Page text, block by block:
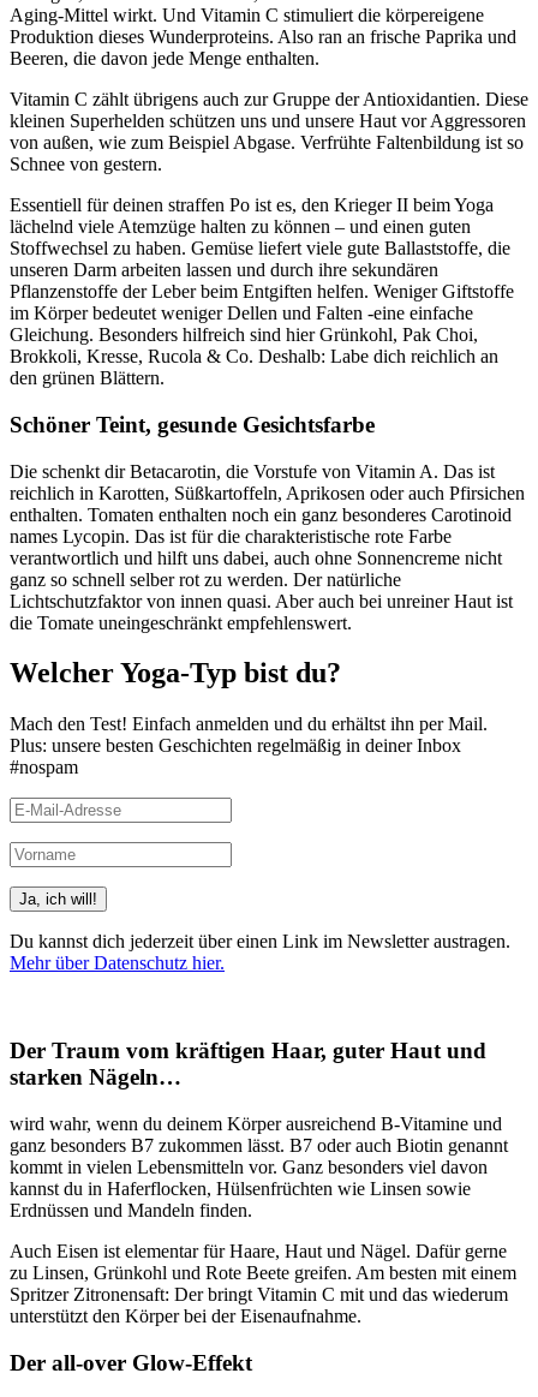
Aging-Mittel wirkt. Und Vitamin C stimuliert die körpereigene
Produktion dieses Wunderproteins. Also ran an frische Paprika und
Beeren, die davon jede Menge enthalten.
Vitamin C zählt übrigens auch zur Gruppe der Antioxidantien. Diese
kleinen Superhelden schützen uns und unsere Haut vor Aggressoren
von außen, wie zum Beispiel Abgase. Verfrühte Faltenbildung ist so
Schnee von gestern.
Essentiell für deinen straffen Po ist es, den Krieger II beim Yoga
lächelnd viele Atemzüge halten zu können – und einen guten
Stoffwechsel zu haben. Gemüse liefert viele gute Ballaststoffe, die
unseren Darm arbeiten lassen und durch ihre sekundären
Pflanzenstoffe der Leber beim Entgiften helfen. Weniger Giftstoffe
im Körper bedeutet weniger Dellen und Falten -eine einfache
Gleichung. Besonders hilfreich sind hier Grünkohl, Pak Choi,
Brokkoli, Kresse, Rucola & Co. Deshalb: Labe dich reichlich an
den grünen Blättern.
Schöner Teint, gesunde Gesichtsfarbe
Die schenkt dir Betacarotin, die Vorstufe von Vitamin A. Das ist
reichlich in Karotten, Süßkartoffeln, Aprikosen oder auch Pfirsichen
enthalten. Tomaten enthalten noch ein ganz besonderes Carotinoid
names Lycopin. Das ist für die charakteristische rote Farbe
verantwortlich und hilft uns dabei, auch ohne Sonnencreme nicht
ganz so schnell selber rot zu werden. Der natürliche
Lichtschutzfaktor von innen quasi. Aber auch bei unreiner Haut ist
die Tomate uneingeschränkt empfehlenswert.
Welcher Yoga-Typ bist du?
Mach den Test! Einfach anmelden und du erhältst ihn per Mail.
Plus: unsere besten Geschichten regelmäßig in deiner Inbox
#nospam
Du kannst dich jederzeit über einen Link im Newsletter austragen.
Mehr über Datenschutz hier.
Der Traum vom kräftigen Haar, guter Haut und
starken Nägeln…
wird wahr, wenn du deinem Körper ausreichend B-Vitamine und
ganz besonders B7 zukommen lässt. B7 oder auch Biotin genannt
kommt in vielen Lebensmitteln vor. Ganz besonders viel davon
kannst du in Haferflocken, Hülsenfrüchten wie Linsen sowie
Erdnüssen und Mandeln finden.
Auch Eisen ist elementar für Haare, Haut und Nägel. Dafür gerne
zu Linsen, Grünkohl und Rote Beete greifen. Am besten mit einem
Spritzer Zitronensaft: Der bringt Vitamin C mit und das wiederum
unterstützt den Körper bei der Eisenaufnahme.
Der all-over Glow-Effekt